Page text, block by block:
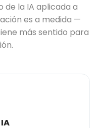
la IA aplicada a
es a medida —
más sentido para